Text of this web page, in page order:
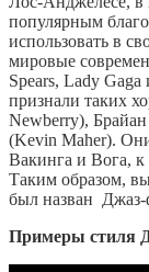
популярным
использовать в
мировые
Spears, Lady
признали таких
Newberry),
(Kevin Maher).
Вакинга и Вога, к
Таким образом,
был назван Джаз-
Примеры стиля